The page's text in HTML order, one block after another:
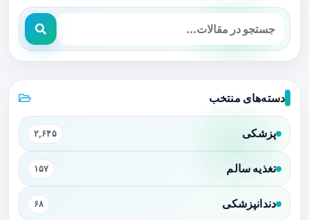
دسته‌های منتخب
پزشکی ۲,۶۴۵
تغذیه سالم ۱۵۷
دندانپزشکی ۶۸